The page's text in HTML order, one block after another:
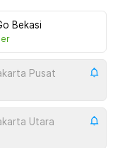
Bekasi
Pusat
Utara